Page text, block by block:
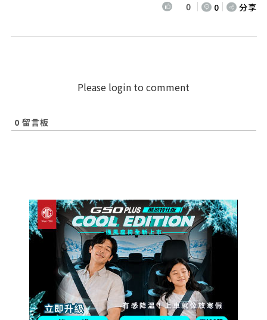
0 0 分享
Please login to comment
0 留言板